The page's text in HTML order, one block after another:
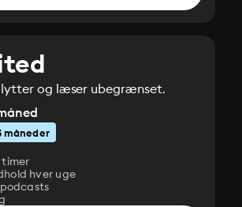
lytter og læser ubegrænset.
måneder
hver uge